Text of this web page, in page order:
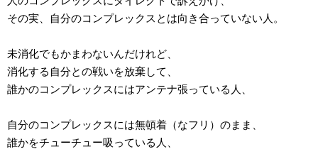
その実、自分のコンプレックスとは向き合っていない人。
未消化でもかまわないんだけれど、
消化する自分との戦いを放棄して、
誰かのコンプレックスにはアンテナ張っている人、
自分のコンプレックスには無頓着（なフリ）のまま、
誰かをチューチュー吸っている人、